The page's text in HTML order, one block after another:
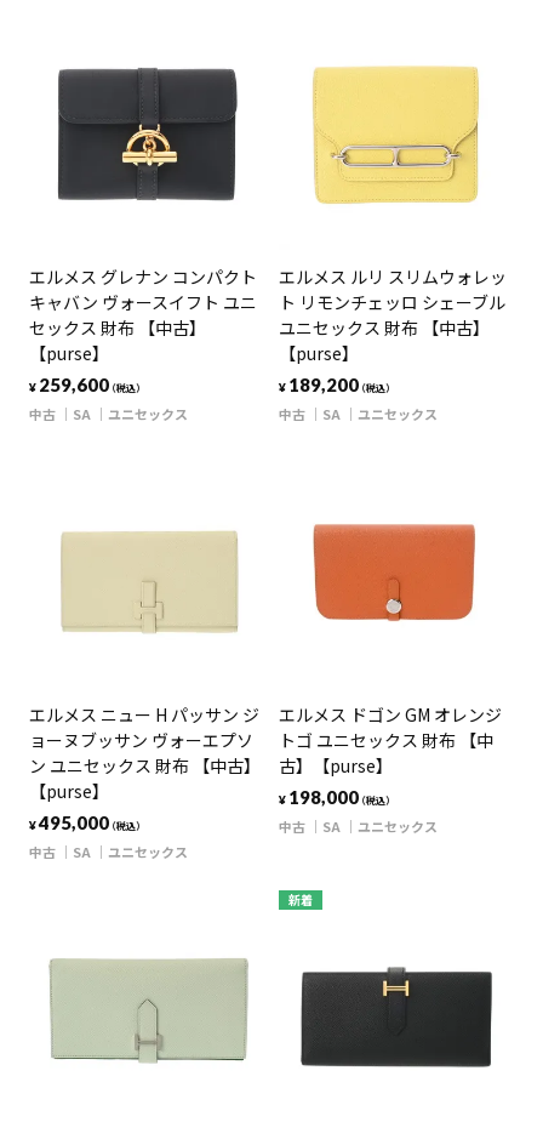
エルメス グレナン コンパクト
キャバン ヴォースイフト ユニ
セックス 財布 【中古】
【purse】
¥ 259,600（税込）
中古 SA ユニセックス
エルメス ルリ スリムウォレッ
ト リモンチェッロ シェーブル
ユニセックス 財布 【中古】
【purse】
¥ 189,200（税込）
中古 SA ユニセックス
エルメス ニュー H パッサン ジ
ョーヌブッサン ヴォーエプソ
ン ユニセックス 財布 【中古】
【purse】
¥495,000（税込）
中古 SA ユニセックス
エルメス ドゴン GM オレンジ
トゴ ユニセックス 財布 【中
古】【purse】
¥ 198,000（税込）
中古 SA ユニセックス
新着